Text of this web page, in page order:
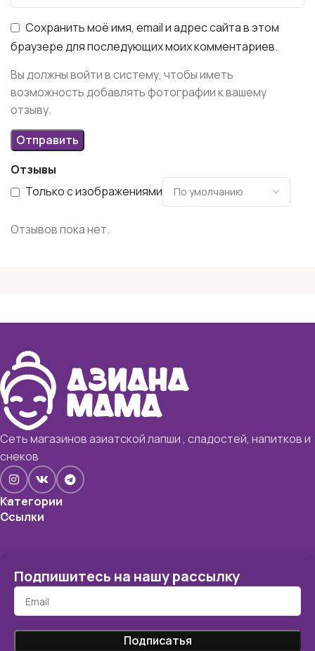
Отзывы
Только с изображениями
Отзывов пока нет.
Сохранить моё имя, email и адрес сайта в этом
браузере для последующих моих комментариев.
Вы должны войти в систему, чтобы иметь
возможность добавлять фотографии к вашему
отзыву.
Сеть магазинов азиатской лапши , сладостей, напитков и
снеков
Категории
Ссылки
Подпишитесь на нашу рассылку